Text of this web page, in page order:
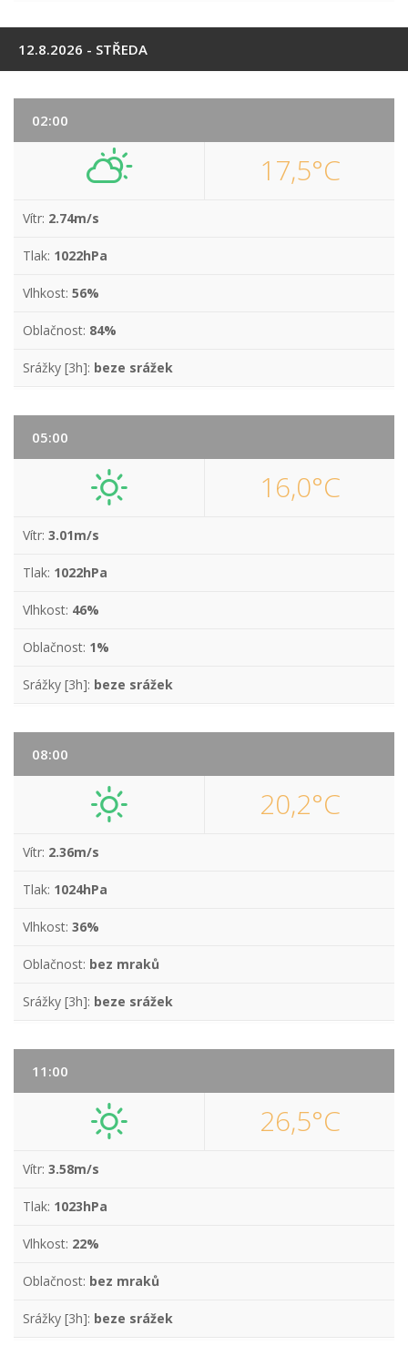
12.8.2026 - STŘEDA
02:00
17,5°C
Vítr: 2.74m/s
Tlak: 1022hPa
Vlhkost: 56%
Oblačnost: 84%
Srážky [3h]: beze srážek
05:00
16,0°C
Vítr: 3.01m/s
Tlak: 1022hPa
Vlhkost: 46%
Oblačnost: 1%
Srážky [3h]: beze srážek
08:00
20,2°C
Vítr: 2.36m/s
Tlak: 1024hPa
Vlhkost: 36%
Oblačnost: bez mraků
Srážky [3h]: beze srážek
11:00
26,5°C
Vítr: 3.58m/s
Tlak: 1023hPa
Vlhkost: 22%
Oblačnost: bez mraků
Srážky [3h]: beze srážek